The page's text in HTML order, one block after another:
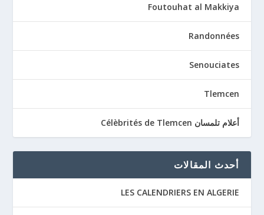
Foutouhat al Makkiya
Randonnées
Senouciates
Tlemcen
أعلام تلمسان Célèbrités de Tlemcen
أحدث المقالات
LES CALENDRIERS EN ALGERIE